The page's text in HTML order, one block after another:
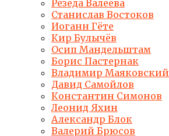
Резеда Валеева
Станислав Востоков
Иоганн Гёте
Кир Булычёв
Осип Мандельштам
Борис Пастернак
Владимир Маяковский
Давид Самойлов
Константин Симонов
Леонид Яхин
Александр Блок
Валерий Брюсов